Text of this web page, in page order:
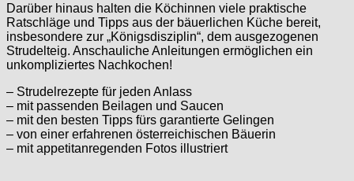
Darüber hinaus halten die Köchinnen viele praktische
Ratschläge und Tipps aus der bäuerlichen Küche bereit,
insbesondere zur „Königsdisziplin“, dem ausgezogenen
Strudelteig. Anschauliche Anleitungen ermöglichen ein
unkompliziertes Nachkochen!
– Strudelrezepte für jeden Anlass
– mit passenden Beilagen und Saucen
– mit den besten Tipps fürs garantierte Gelingen
– von einer erfahrenen österreichischen Bäuerin
– mit appetitanregenden Fotos illustriert